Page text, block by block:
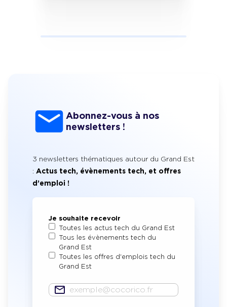
Abonnez-vous à nos
newsletters !
3 newsletters thématiques autour du Grand Est
: Actus tech, évènements tech, et offres
d’emploi !
Je souhaite recevoir
Toutes les actus tech du Grand Est
Tous les évènements tech du
Grand Est
Toutes les offres d'emplois tech du
Grand Est
E-
mail